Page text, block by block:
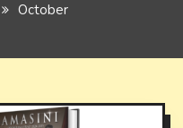
October